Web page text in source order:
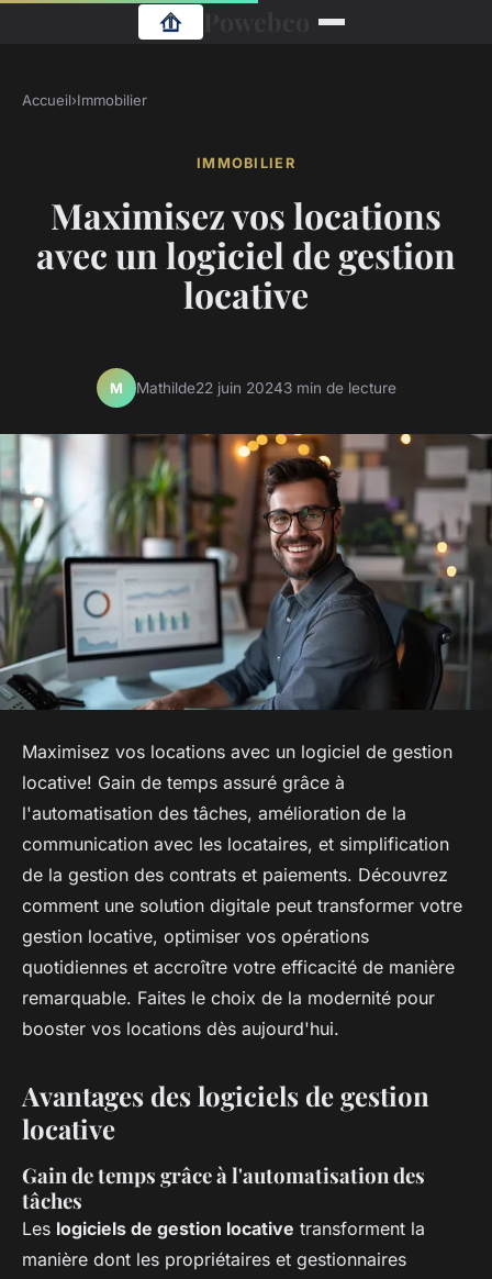
Accueil›Immobilier
IMMOBILIER
Maximisez vos locations
avec un logiciel de gestion
locative
M Mathilde22 juin 20243 min de lecture
Maximisez vos locations avec un logiciel de gestion
locative! Gain de temps assuré grâce à
l'automatisation des tâches, amélioration de la
communication avec les locataires, et simplification
de la gestion des contrats et paiements. Découvrez
comment une solution digitale peut transformer votre
gestion locative, optimiser vos opérations
quotidiennes et accroître votre efficacité de manière
remarquable. Faites le choix de la modernité pour
booster vos locations dès aujourd'hui.
Avantages des logiciels de gestion
locative
Gain de temps grâce à l'automatisation des
tâches
Les logiciels de gestion locative transforment la
manière dont les propriétaires et gestionnaires